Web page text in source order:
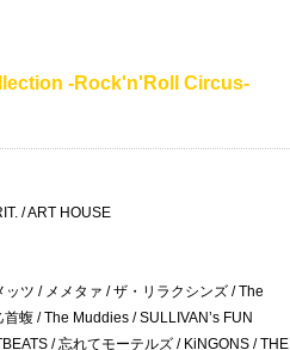
-Rock'n'Roll Circus-
/ ART HOUSE
ツ / メメタァ / ザ・リラクシンズ / The
蝮 / The Muddies / SULLIVAN’s FUN
/ 忘れてモーテルズ / KiNGONS / THE